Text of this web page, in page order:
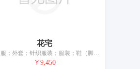
花宅
休闲服；外套；针织服装；服装；鞋（脚上的穿着物）；帽；袜；手套（服装）；围巾；皮带（服饰用）
￥9,450